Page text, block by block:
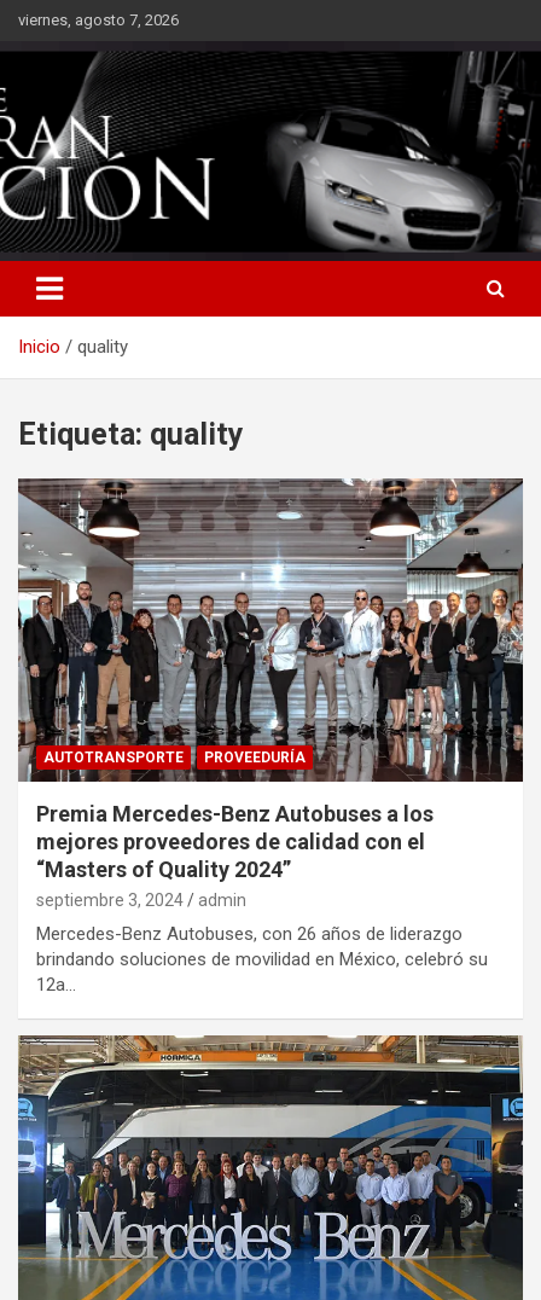
Saltarviernes, agosto 7, 2026
Inicio quality
Etiqueta: quality
AUTOTRANSPORTE PROVEEDURÍA
Premia Mercedes-Benz Autobuses a los
mejores proveedores de calidad con el
“Masters of Quality 2024”
septiembre 3, 2024 admin
Mercedes-Benz Autobuses, con 26 años de liderazgo
brindando soluciones de movilidad en México, celebró su
12a…